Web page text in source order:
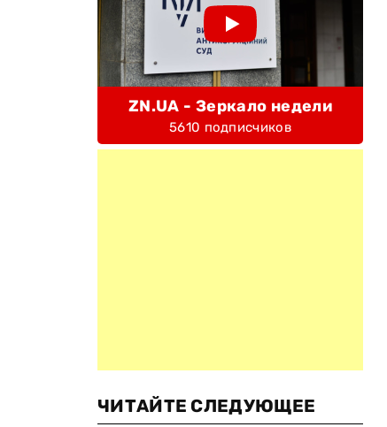
ZN.UA - Зеркало недели
5610 подписчиков
ЧИТАЙТЕ СЛЕДУЮЩЕЕ